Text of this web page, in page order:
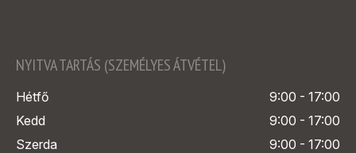
NYITVA TARTÁS (SZEMÉLYES ÁTVÉTEL)
Hétfő
9:00 - 17:00
Kedd
9:00 - 17:00
Szerda
9:00 - 17:00